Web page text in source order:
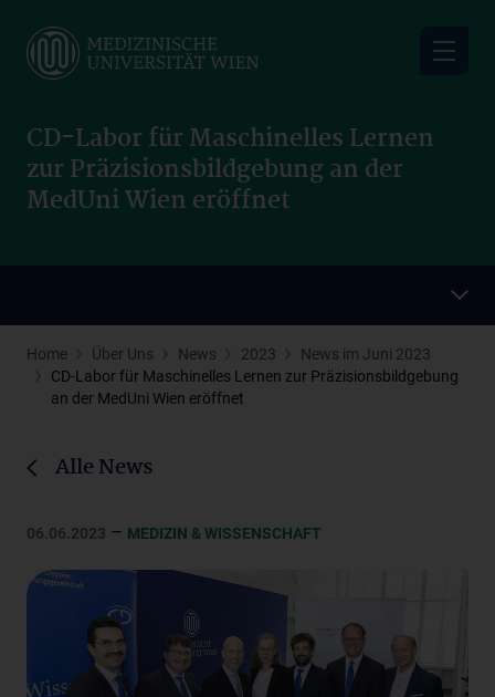
main
CD-Labor für Maschinelles Lernen
zur Präzisionsbildgebung an der
MedUni Wien eröffnet
Home Über Uns News 2023
News im Juni 2023
CD-Labor für Maschinelles Lernen zur Präzisionsbildgebung
an der MedUni Wien eröffnet
Alle News
06.06.2023 – MEDIZIN & WISSENSCHAFT